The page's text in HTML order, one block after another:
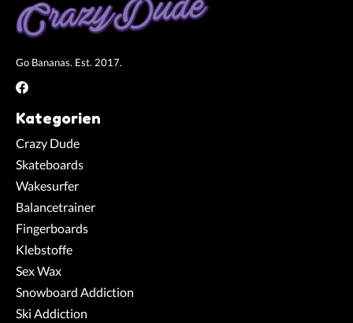
Go Bananas. Est. 2017.
Kategorien
Crazy Dude
Skateboards
Wakesurfer
Balancetrainer
Fingerboards
Klebstoffe
Sex Wax
Snowboard Addiction
Ski Addiction